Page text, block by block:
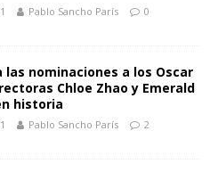
Pablo Sancho París 0
las nominaciones a los Oscar
Chloe Zhao y Emerald
historia
Pablo Sancho París 2